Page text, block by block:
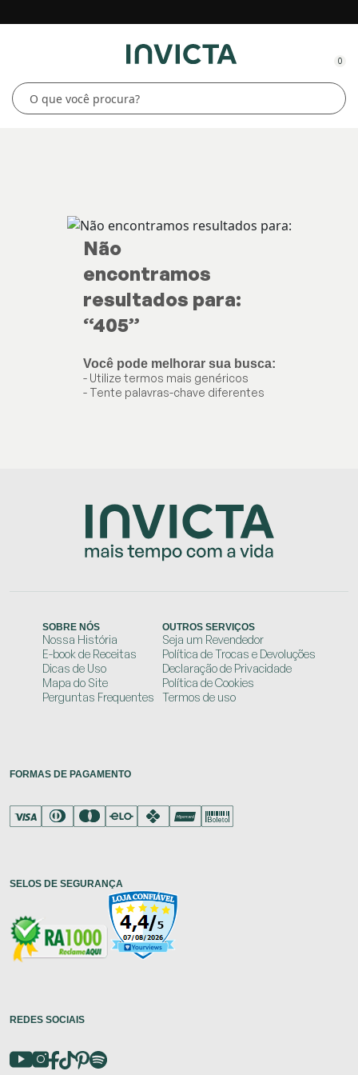
0
Não
encontramos
resultados para:
“405”
Você pode melhorar sua busca:
- Utilize termos mais genéricos
- Tente palavras-chave diferentes
SOBRE NÓS
Nossa História
E-book de Receitas
Dicas de Uso
Mapa do Site
Perguntas Frequentes
OUTROS SERVIÇOS
Seja um Revendedor
Política de Trocas e Devoluções
Declaração de Privacidade
Política de Cookies
Termos de uso
FORMAS DE PAGAMENTO
SELOS DE SEGURANÇA
REDES SOCIAIS